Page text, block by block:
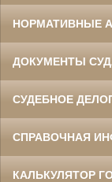
НОРМАТИВНЫЕ
ДОКУМЕНТЫ
СУДЕБНОЕ
СПРАВОЧНАЯ
КАЛЬКУЛЯТОР